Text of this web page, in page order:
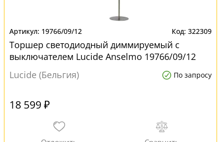
19766/09/12 322309
Торшер светодиодный диммируемый с
выключателем Lucide Anselmo 19766/09/12
для офиса
Lucide (Бельгия) По запросу
18 599 ₽